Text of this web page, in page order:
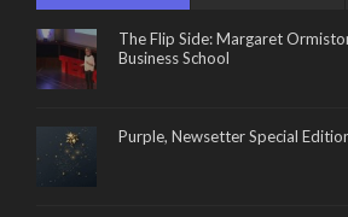
The Flip Side: Margaret
Business School
Purple, Newsetter Special